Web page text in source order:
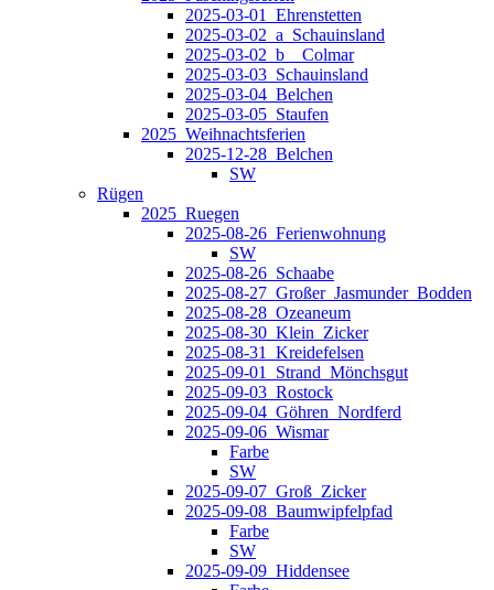
2025-03-01_Ehrenstetten
2025-03-02_a_Schauinsland
2025-03-02_b__Colmar
2025-03-03_Schauinsland
2025-03-04_Belchen
2025-03-05_Staufen
2025_Weihnachtsferien
2025-12-28_Belchen
SW
Rügen
2025_Ruegen
2025-08-26_Ferienwohnung
SW
2025-08-26_Schaabe
2025-08-27_Großer_Jasmunder_Bodden
2025-08-28_Ozeaneum
2025-08-30_Klein_Zicker
2025-08-31_Kreidefelsen
2025-09-01_Strand_Mönchsgut
2025-09-03_Rostock
2025-09-04_Göhren_Nordferd
2025-09-06_Wismar
Farbe
SW
2025-09-07_Groß_Zicker
2025-09-08_Baumwipfelpfad
Farbe
SW
2025-09-09_Hiddensee